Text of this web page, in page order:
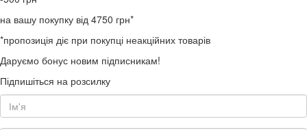
на вашу покупку від 4750 грн*
*пропозиція діє при покупці неакційних товарів
Даруємо бонус новим підписникам!
Підпишіться на розсилку